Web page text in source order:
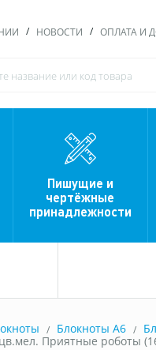
НОВОСТИ ОПЛАТА И
Пишущие и
чертёжные
принадлежности
Блокноты A6
Приятные роботы